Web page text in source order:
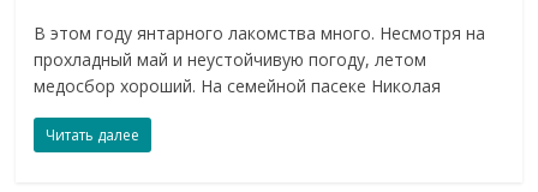
В этом году янтарного лакомства много. Несмотря на
прохладный май и неустойчивую погоду, летом
медосбор хороший. На семейной пасеке Николая
Читать далее